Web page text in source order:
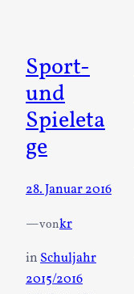
Sport-
und
Spieleta
ge
28. Januar 2016
—vonkr
inSchuljahr
2015/2016